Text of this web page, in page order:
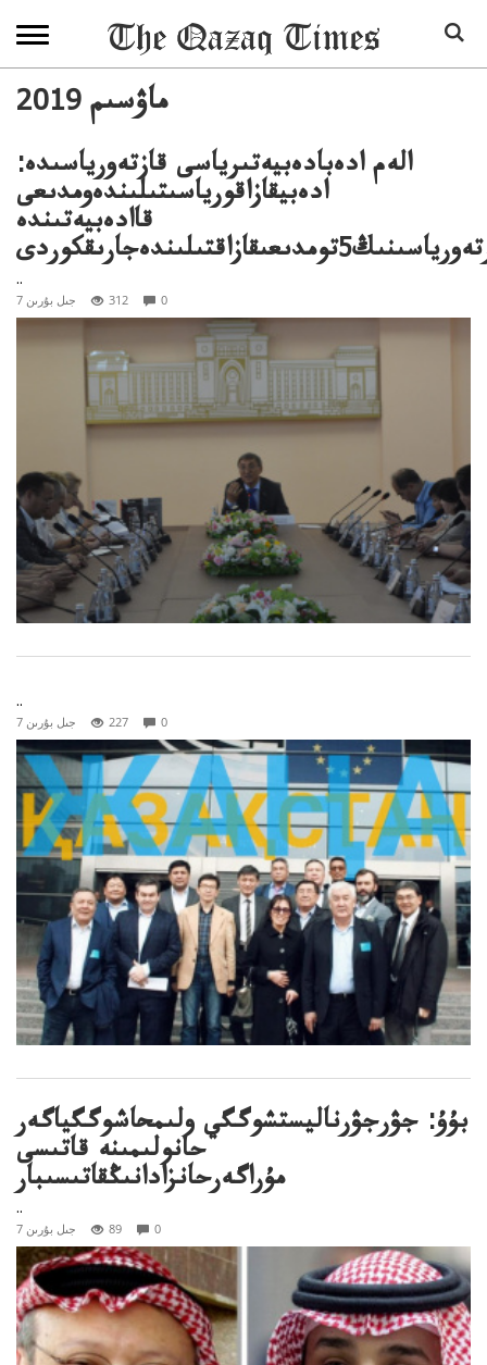
2019 ماۋسىم
الەم ادەبادەبيەتىرياسى قازتەورياسىدە:
ادەبيقازاقورياسىتىلىندەومدىعى
قاادەبيەتىندە
..
7 جىل بۇرىن 312 0
..
7 جىل بۇرىن 227 0
بۇۇ: جۋرجۋرناليستشوگگي ولىمحاشوگگياگەر
حانولىمىنە قاتىسى
مۇراگەرحانزادانىڭقاتىسىبار
..
7 جىل بۇرىن 89 0